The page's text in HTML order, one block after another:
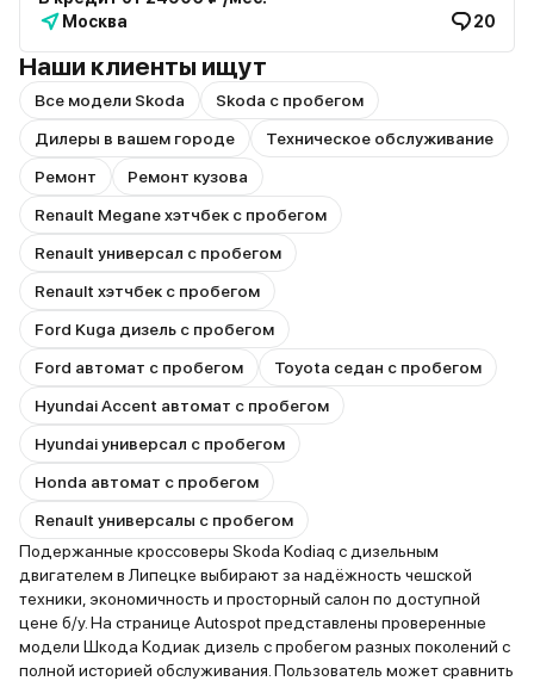
Москва
20
Наши клиенты ищут
Все модели Skoda
Skoda с пробегом
Дилеры в вашем городе
Техническое обслуживание
Ремонт
Ремонт кузова
Renault Megane хэтчбек с пробегом
Renault универсал с пробегом
Renault хэтчбек с пробегом
Ford Kuga дизель с пробегом
Ford автомат с пробегом
Toyota седан с пробегом
Hyundai Accent автомат с пробегом
Hyundai универсал с пробегом
Honda автомат с пробегом
Renault универсалы с пробегом
Подержанные кроссоверы Skoda Kodiaq с дизельным
двигателем в Липецке выбирают за надёжность чешской
техники, экономичность и просторный салон по доступной
цене б/у. На странице Autospot представлены проверенные
модели Шкода Кодиак дизель с пробегом разных поколений с
полной историей обслуживания. Пользователь может сравнить